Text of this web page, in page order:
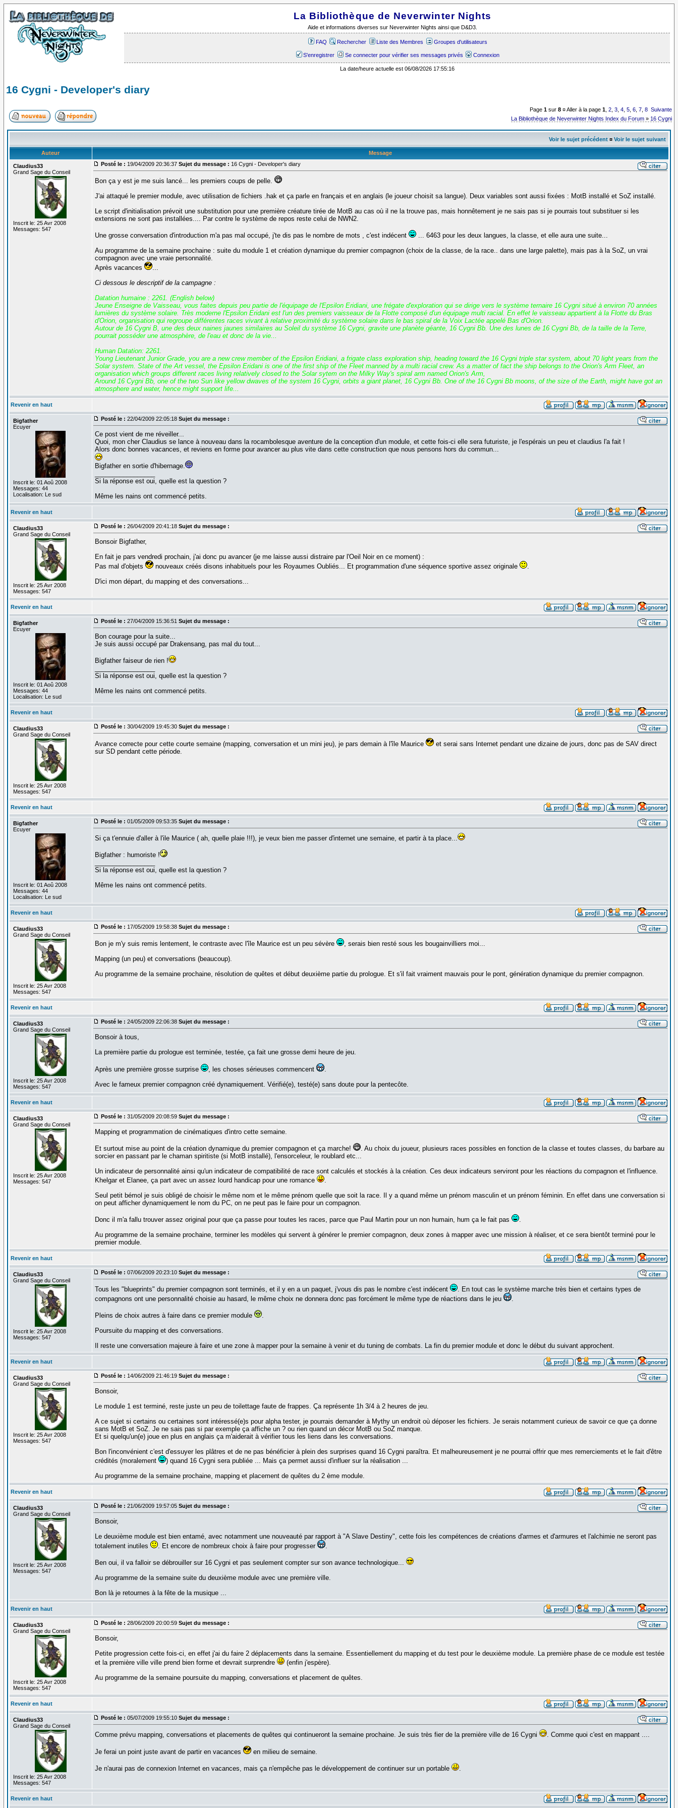
La Bibliothèque de Neverwinter Nights
Aide et informations diverses sur Neverwinter Nights ainsi que D&D3.
FAQ Rechercher Liste des Membres Groupes d'utilisateurs
S'enregistrer Se connecter pour vérifier ses messages privés Connexion
La date/heure actuelle est 06/08/2026 17:55:16
16 Cygni - Developer's diary
Page1 sur8 ¤ Aller à la page1 ,2 ,3 ,4 ,5 ,6 ,7 ,8 Suivante
La Bibliothèque de Neverwinter Nights Index du Forum » 16 Cygni
Voir le sujet précédent¤ Voir le sujet suivant
Auteur Message
Claudius33
Grand Sage du Conseil
Inscrit le: 25 Avr 2008
Messages: 547
Posté le : 19/04/2009 20:36:37 Sujet du message : 16 Cygni - Developer's diary
Bon ça y est je me suis lancé... les premiers coups de pelle.
J'ai attaqué le premier module, avec utilisation de fichiers .hak et ça parle en français et en anglais (le joueur choisit sa langue). Deux variables sont aussi fixées : MotB installé et SoZ installé.
Le script d'initialisation prévoit une substitution pour une première créature tirée de MotB au cas où il ne la trouve pas, mais honnêtement je ne sais pas si je pourrais tout substituer si les
extensions ne sont pas installées.... Par contre le système de repos reste celui de NWN2.
Une grosse conversation d'introduction m'a pas mal occupé, j'te dis pas le nombre de mots , c'est indécent
... 6463 pour les deux langues, la classe, et elle aura une suite...
Au programme de la semaine prochaine : suite du module 1 et création dynamique du premier compagnon (choix de la classe, de la race.. dans une large palette), mais pas à la SoZ, un vrai
compagnon avec une vraie personnalité.
Après vacances
...
Ci dessous le descriptif de la campagne :
Datation humaine : 2261. (English below)
Jeune Enseigne de Vaisseau, vous faites depuis peu partie de l'équipage de l'Epsilon Eridiani, une frégate d'exploration qui se dirige vers le système ternaire 16 Cygni situé à environ 70 années
lumières du système solaire. Très moderne l'Epsilon Eridani est l'un des premiers vaisseaux de la Flotte composé d'un équipage multi racial. En effet le vaisseau appartient à la Flotte du Bras
d'Orion, organisation qui regroupe différentes races vivant à relative proximité du système solaire dans le bas spiral de la Voix Lactée appelé Bas d'Orion.
Autour de 16 Cygni B, une des deux naines jaunes similaires au Soleil du système 16 Cygni, gravite une planète géante, 16 Cygni Bb. Une des lunes de 16 Cygni Bb, de la taille de la Terre,
pourrait posséder une atmosphère, de l'eau et donc de la vie...
Human Datation: 2261.
Young Lieutenant Junior Grade, you are a new crew member of the Epsilon Eridiani, a frigate class exploration ship, heading toward the 16 Cygni triple star system, about 70 light years from the
Solar system. State of the Art vessel, the Epsilon Eridani is one of the first ship of the Fleet manned by a multi racial crew. As a matter of fact the ship belongs to the Orion's Arm Fleet, an
organisation which groups different races living relatively closed to the Solar sytem on the Milky Way's spiral arm named Orion's Arm,
Around 16 Cygni Bb, one of the two Sun like yellow dwaves of the system 16 Cygni, orbits a giant planet, 16 Cygni Bb. One of the 16 Cygni Bb moons, of the size of the Earth, might have got an
atmosphere and water, hence might support life...
Revenir en haut
Bigfather
Ecuyer
Inscrit le: 01 Aoû 2008
Messages: 44
Localisation: Le sud
Posté le : 22/04/2009 22:05:18 Sujet du message :
Ce post vient de me réveiller...
Quoi, mon cher Claudius se lance à nouveau dans la rocambolesque aventure de la conception d'un module, et cette fois-ci elle sera futuriste, je l'espérais un peu et claudius l'a fait !
Alors donc bonnes vacances, et reviens en forme pour avancer au plus vite dans cette construction que nous pensons hors du commun...
Bigfather en sortie d'hibernage.
Si la réponse est oui, quelle est la question ?
Même les nains ont commencé petits.
Revenir en haut
Claudius33
Grand Sage du Conseil
Inscrit le: 25 Avr 2008
Messages: 547
Posté le : 26/04/2009 20:41:18 Sujet du message :
Bonsoir Bigfather,
En fait je pars vendredi prochain, j'ai donc pu avancer (je me laisse aussi distraire par l'Oeil Noir en ce moment) :
Pas mal d'objets
nouveaux créés disons inhabituels pour les Royaumes Oubliés... Et programmation d'une séquence sportive assez originale
.
D'ici mon départ, du mapping et des conversations...
Revenir en haut
Bigfather
Ecuyer
Inscrit le: 01 Aoû 2008
Messages: 44
Localisation: Le sud
Posté le : 27/04/2009 15:36:51 Sujet du message :
Bon courage pour la suite...
Je suis aussi occupé par Drakensang, pas mal du tout...
Bigfather faiseur de rien !
Si la réponse est oui, quelle est la question ?
Même les nains ont commencé petits.
Revenir en haut
Claudius33
Grand Sage du Conseil
Inscrit le: 25 Avr 2008
Messages: 547
Posté le : 30/04/2009 19:45:30 Sujet du message :
Avance correcte pour cette courte semaine (mapping, conversation et un mini jeu), je pars demain à l'île Maurice
et serai sans Internet pendant une dizaine de jours, donc pas de SAV direct
sur SD pendant cette période.
Revenir en haut
Bigfather
Ecuyer
Inscrit le: 01 Aoû 2008
Messages: 44
Localisation: Le sud
Posté le : 01/05/2009 09:53:35 Sujet du message :
Si ça t'ennuie d'aller à l'ile Maurice ( ah, quelle plaie !!!), je veux bien me passer d'internet une semaine, et partir à ta place...
Bigfather : humoriste !
Si la réponse est oui, quelle est la question ?
Même les nains ont commencé petits.
Revenir en haut
Claudius33
Grand Sage du Conseil
Inscrit le: 25 Avr 2008
Messages: 547
Posté le : 17/05/2009 19:58:38 Sujet du message :
Bon je m'y suis remis lentement, le contraste avec l'île Maurice est un peu sévère
, serais bien resté sous les bougainvilliers moi...
Mapping (un peu) et conversations (beaucoup).
Au programme de la semaine prochaine, résolution de quêtes et début deuxième partie du prologue. Et s'il fait vraiment mauvais pour le pont, génération dynamique du premier compagnon.
Revenir en haut
Claudius33
Grand Sage du Conseil
Inscrit le: 25 Avr 2008
Messages: 547
Posté le : 24/05/2009 22:06:38 Sujet du message :
Bonsoir à tous,
La première partie du prologue est terminée, testée, ça fait une grosse demi heure de jeu.
Après une première grosse surprise , les choses sérieuses commencent
.
Avec le fameux premier compagnon créé dynamiquement. Vérifié(e), testé(e) sans doute pour la pentecôte.
Revenir en haut
Claudius33
Grand Sage du Conseil
Inscrit le: 25 Avr 2008
Messages: 547
Posté le : 31/05/2009 20:08:59 Sujet du message :
Mapping et programmation de cinématiques d'intro cette semaine.
Et surtout mise au point de la création dynamique du premier compagnon et ça marche!
. Au choix du joueur, plusieurs races possibles en fonction de la classe et toutes classes, du barbare au
sorcier en passant par le chaman spiritiste (si MotB installé), l'ensorceleur, le roublard etc...
Un indicateur de personnalité ainsi qu'un indicateur de compatibilité de race sont calculés et stockés à la création. Ces deux indicateurs serviront pour les réactions du compagnon et l'influence.
Khelgar et Elanee, ça part avec un assez lourd handicap pour une romance
.
Seul petit bémol je suis obligé de choisir le même nom et le même prénom quelle que soit la race. Il y a quand même un prénom masculin et un prénom féminin. En effet dans une conversation si
on peut afficher dynamiquement le nom du PC, on ne peut pas le faire pour un compagnon.
Donc il m'a fallu trouver assez original pour que ça passe pour toutes les races, parce que Paul Martin pour un non humain, hum ça le fait pas
.
Au programme de la semaine prochaine, terminer les modèles qui servent à générer le premier compagnon, deux zones à mapper avec une mission à réaliser, et ce sera bientôt terminé pour le
premier module.
Revenir en haut
Claudius33
Grand Sage du Conseil
Inscrit le: 25 Avr 2008
Messages: 547
Posté le : 07/06/2009 20:23:10 Sujet du message :
Tous les "blueprints" du premier compagnon sont terminés, et il y en a un paquet, j'vous dis pas le nombre c'est indécent
. En tout cas le système marche très bien et certains types de
compagnons ont une personnalité choisie au hasard, le même choix ne donnera donc pas forcément le même type de réactions dans le jeu
.
Pleins de choix autres à faire dans ce premier module
.
Poursuite du mapping et des conversations.
Il reste une conversation majeure à faire et une zone à mapper pour la semaine à venir et du tuning de combats. La fin du premier module et donc le début du suivant approchent.
Revenir en haut
Claudius33
Grand Sage du Conseil
Inscrit le: 25 Avr 2008
Messages: 547
Posté le : 14/06/2009 21:46:19 Sujet du message :
Bonsoir,
Le module 1 est terminé, reste juste un peu de toilettage faute de frappes. Ça représente 1h 3/4 à 2 heures de jeu.
A ce sujet si certains ou certaines sont intéressé(e)s pour alpha tester, je pourrais demander à Mythy un endroit où déposer les fichiers. Je serais notamment curieux de savoir ce que ça donne
sans MotB et SoZ. Je ne sais pas si par exemple ça affiche un ? ou rien quand un décor MotB ou SoZ manque.
Et si quelqu'un(e) joue en plus en anglais ça m'aiderait à vérifier tous les liens dans les conversations.
Bon l'inconvénient c'est d'essuyer les plâtres et de ne pas bénéficier à plein des surprises quand 16 Cygni paraîtra. Et malheureusement je ne pourrai offrir que mes remerciements et le fait d'être
crédités (moralement
) quand 16 Cygni sera publiée ... Mais ça permet aussi d'influer sur la réalisation ...
Au programme de la semaine prochaine, mapping et placement de quêtes du 2 ème module.
Revenir en haut
Claudius33
Grand Sage du Conseil
Inscrit le: 25 Avr 2008
Messages: 547
Posté le : 21/06/2009 19:57:05 Sujet du message :
Bonsoir,
Le deuxième module est bien entamé, avec notamment une nouveauté par rapport à "A Slave Destiny", cette fois les compétences de créations d'armes et d'armures et l'alchimie ne seront pas
totalement inutiles
. Et encore de nombreux choix à faire pour progresser .
Ben oui, il va falloir se débrouiller sur 16 Cygni et pas seulement compter sur son avance technologique...
Au programme de la semaine suite du deuxième module avec une première ville.
Bon là je retournes à la fête de la musique ...
Revenir en haut
Claudius33
Grand Sage du Conseil
Inscrit le: 25 Avr 2008
Messages: 547
Posté le : 28/06/2009 20:00:59 Sujet du message :
Bonsoir,
Petite progression cette fois-ci, en effet j'ai du faire 2 déplacements dans la semaine. Essentiellement du mapping et du test pour le deuxième module. La première phase de ce module est testée
et la première ville ville prend bien forme et devrait surprendre
(enfin j'espère).
Au programme de la semaine poursuite du mapping, conversations et placement de quêtes.
Revenir en haut
Claudius33
Grand Sage du Conseil
Inscrit le: 25 Avr 2008
Messages: 547
Posté le : 05/07/2009 19:55:10 Sujet du message :
Comme prévu mapping, conversations et placements de quêtes qui continueront la semaine prochaine. Je suis très fier de la première ville de 16 Cygni . Comme quoi c'est en mappant ....
Je ferai un point juste avant de partir en vacances en milieu de semaine.
Je n'aurai pas de connexion Internet en vacances, mais ça n'empêche pas le développement de continuer sur un portable .
Revenir en haut